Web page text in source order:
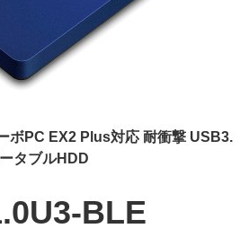
ボPC EX2 Plus対応 耐衝撃 USB3.
タブルHDD
BLE